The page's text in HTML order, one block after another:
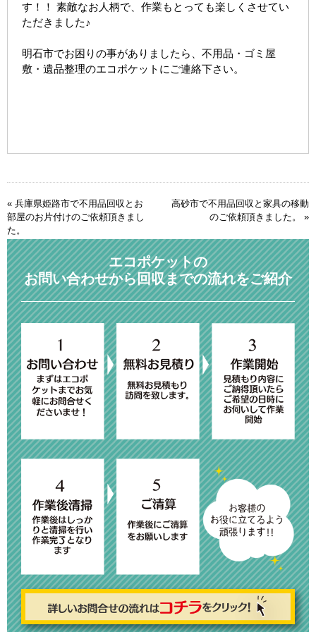
す！！ 素敵なお人柄で、作業もとっても楽しくさせてい
ただきました♪
明石市でお困りの事がありましたら、不用品・ゴミ屋
敷・遺品整理のエコポケットにご連絡下さい。
« 兵庫県姫路市で不用品回収とお
部屋のお片付けのご依頼頂きまし
た。
高砂市で不用品回収と家具の移動
のご依頼頂きました。
»
エコポケットの
お問い合わせから回収までの流れをご紹介